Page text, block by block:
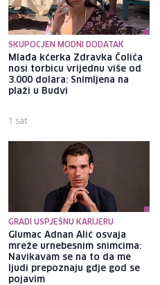
SKUPOCJEN MODNI DODATAK
Mlađa kćerka Zdravka Čolića
nosi torbicu vrijednu više od
3.000 dolara: Snimljena na
plaži u Budvi
1 sat
GRADI USPJEŠNU KARIJERU
Glumac Adnan Alić osvaja
mreže urnebesnim snimcima:
Navikavam se na to da me
ljudi prepoznaju gdje god se
pojavim